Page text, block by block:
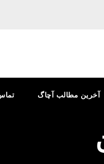
آخرین مطالب آچاگ